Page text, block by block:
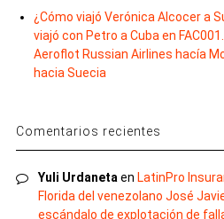
¿Cómo viajó Verónica Alcocer a
viajó con Petro a Cuba en
Aeroflot Russian Airlines hacía
hacia Suecia
Comentarios recientes
Yuli Urdanetaen LatinPro
Florida del venezolano José
escándalo de explotación de